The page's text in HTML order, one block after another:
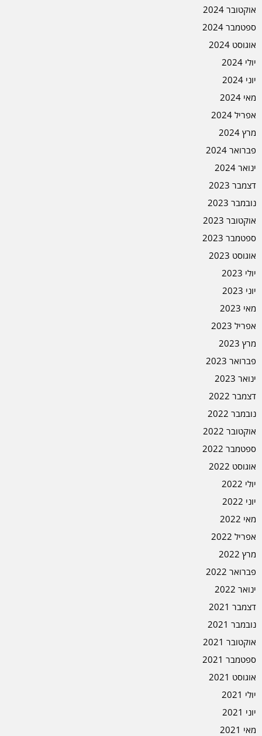
אוקטובר 2024
ספטמבר 2024
אוגוסט 2024
יולי 2024
יוני 2024
מאי 2024
אפריל 2024
מרץ 2024
פברואר 2024
ינואר 2024
דצמבר 2023
נובמבר 2023
אוקטובר 2023
ספטמבר 2023
אוגוסט 2023
יולי 2023
יוני 2023
מאי 2023
אפריל 2023
מרץ 2023
פברואר 2023
ינואר 2023
דצמבר 2022
נובמבר 2022
אוקטובר 2022
ספטמבר 2022
אוגוסט 2022
יולי 2022
יוני 2022
מאי 2022
אפריל 2022
מרץ 2022
פברואר 2022
ינואר 2022
דצמבר 2021
נובמבר 2021
אוקטובר 2021
ספטמבר 2021
אוגוסט 2021
יולי 2021
יוני 2021
מאי 2021